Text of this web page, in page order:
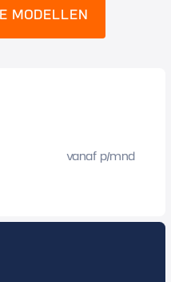
MODELLEN
vanaf p/mnd